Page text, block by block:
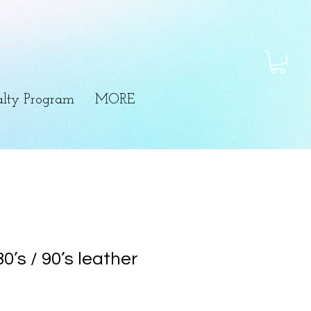
Program MORE
/ 90’s leather